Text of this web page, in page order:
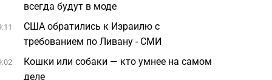
всегда будут в моде
США обратились к Израилю с
требованием по Ливану - СМИ
Кошки или собаки — кто умнее на самом
деле